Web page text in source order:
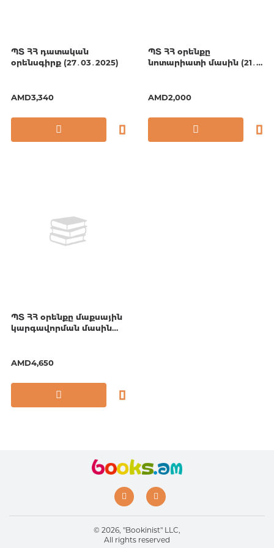
ՊՏ ՀՀ դատական
օրենսգիրք (27․03․2025)
AMD3,340
ՊՏ ՀՀ օրենքը
նոտարիատի մասին (21․
AMD2,000
ՊՏ ՀՀ օրենքը մաքսային
կարգավորման մասին
AMD4,650
© 2026, "Bookinist" LLC,
All rights reserved